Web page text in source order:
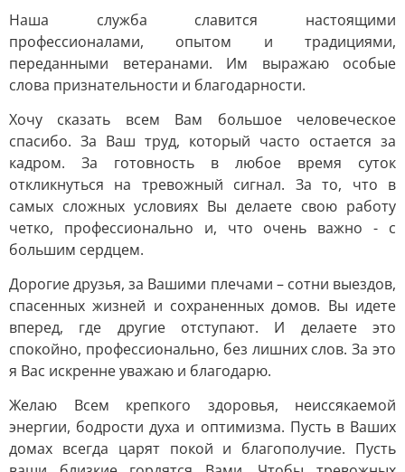
Наша служба славится настоящими
профессионалами, опытом и традициями,
переданными ветеранами. Им выражаю особые
слова признательности и благодарности.
Хочу сказать всем Вам большое человеческое
спасибо. За Ваш труд, который часто остается за
кадром. За готовность в любое время суток
откликнуться на тревожный сигнал. За то, что в
самых сложных условиях Вы делаете свою работу
четко, профессионально и, что очень важно - с
большим сердцем.
Дорогие друзья, за Вашими плечами – сотни выездов,
спасенных жизней и сохраненных домов. Вы идете
вперед, где другие отступают. И делаете это
спокойно, профессионально, без лишних слов. За это
я Вас искренне уважаю и благодарю.
Желаю Всем крепкого здоровья, неиссякаемой
энергии, бодрости духа и оптимизма. Пусть в Ваших
домах всегда царят покой и благополучие. Пусть